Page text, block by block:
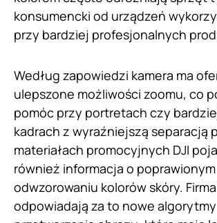
konsumencki od urządzeń
przy bardziej profesjonalnych
Według zapowiedzi kamera ma
ulepszone możliwości zoomu, co
pomóc przy portretach czy
kadrach z wyraźniejszą separacją
materiałach promocyjnych DJI
również informacja o poprawionym
odwzorowaniu kolorów skóry.
odpowiadają za to nowe algorytmy